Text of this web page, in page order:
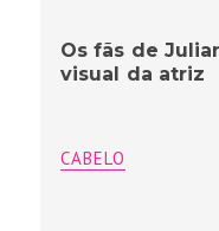
Os fãs de
visual da atriz
CABELO